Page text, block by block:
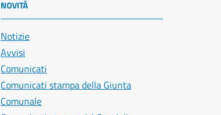
NOVITÀ
Notizie
Avvisi
Comunicati
Comunicati stampa della Giunta
Comunale